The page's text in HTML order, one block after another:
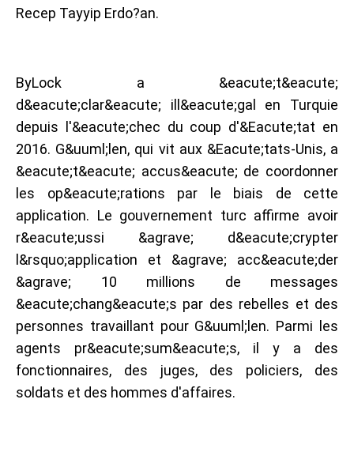
Recep Tayyip Erdo?an.
ByLock a &eacute;t&eacute;
d&eacute;clar&eacute; ill&eacute;gal en Turquie
depuis l'&eacute;chec du coup d'&Eacute;tat en
2016. G&uuml;len, qui vit aux &Eacute;tats-Unis, a
&eacute;t&eacute; accus&eacute; de coordonner
les op&eacute;rations par le biais de cette
application. Le gouvernement turc affirme avoir
r&eacute;ussi &agrave; d&eacute;crypter
l&rsquo;application et &agrave; acc&eacute;der
&agrave; 10 millions de messages
&eacute;chang&eacute;s par des rebelles et des
personnes travaillant pour G&uuml;len. Parmi les
agents pr&eacute;sum&eacute;s, il y a des
fonctionnaires, des juges, des policiers, des
soldats et des hommes d'affaires.